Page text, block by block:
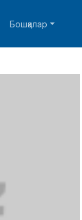
Бошқалар